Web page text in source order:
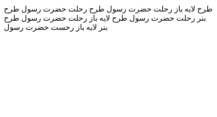
طرح لایه باز رحلت حضرت رسول طرح رحلت حضرت رسول طرح
بنر رحلت حضرت رسول طرح لایه باز رحلت حضرت رسول طرح
بنر لایه باز رحست حضرت رسول